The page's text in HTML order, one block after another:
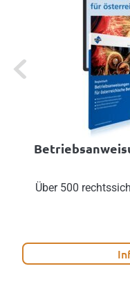
Previous
Über 500